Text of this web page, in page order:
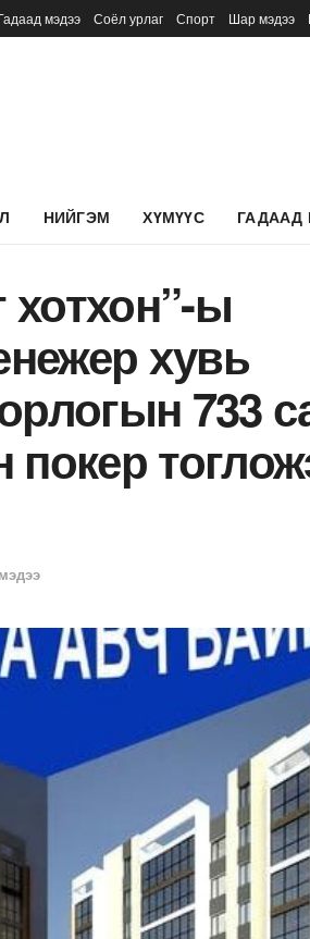
мэдээ Соёл урлаг Спорт Шар мэдээ
НИЙГЭМ ХҮМҮҮС ГАДААД
ы
хувь
733
покер